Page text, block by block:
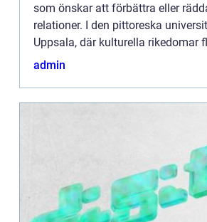
som önskar att förbättra eller
relationer. I den pittoreska
Uppsala, där kulturella rikedomar
även ett v&a...
admin